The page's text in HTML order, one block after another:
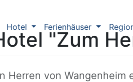
Hotel Ferienhäuser
"Zum
Herren von